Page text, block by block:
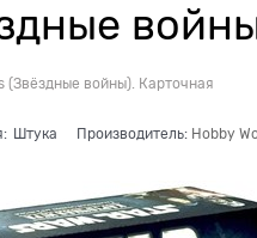
(Звёздные войны). Карточная
Штука Производитель: Hobby